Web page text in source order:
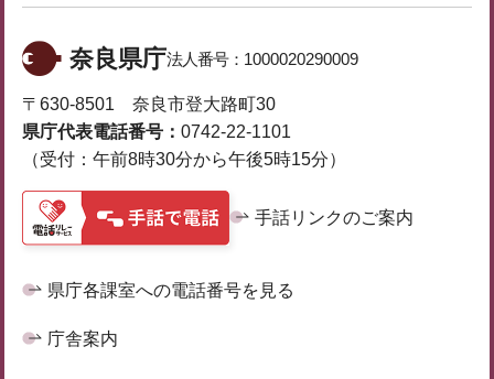
奈良県庁法人番号： 1000020290009
〒630-8501 奈良市登大路町30
県庁代表電話番号： 0742-22-1101
（受付：午前8時30分から午後5時15分）
手話リンクのご案内
県庁各課室への電話番号を見る
庁舎案内